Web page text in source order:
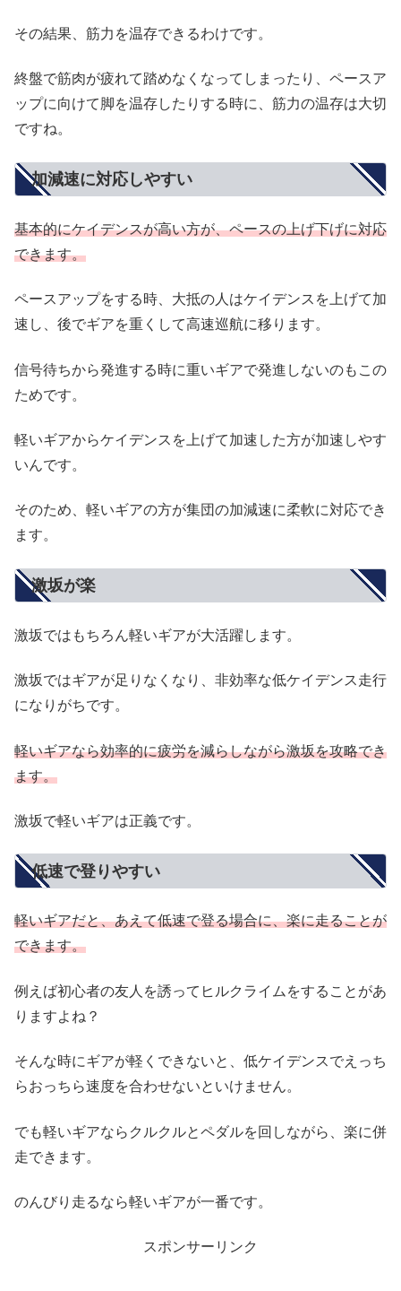
その結果、筋力を温存できるわけです。
終盤で筋肉が疲れて踏めなくなってしまったり、ペースア
ップに向けて脚を温存したりする時に、筋力の温存は大切
ですね。
加減速に対応しやすい
基本的にケイデンスが高い方が、ペースの上げ下げに対応
できます。
ペースアップをする時、大抵の人はケイデンスを上げて加
速し、後でギアを重くして高速巡航に移ります。
信号待ちから発進する時に重いギアで発進しないのもこの
ためです。
軽いギアからケイデンスを上げて加速した方が加速しやす
いんです。
そのため、軽いギアの方が集団の加減速に柔軟に対応でき
ます。
激坂が楽
激坂ではもちろん軽いギアが大活躍します。
激坂ではギアが足りなくなり、非効率な低ケイデンス走行
になりがちです。
軽いギアなら効率的に疲労を減らしながら激坂を攻略でき
ます。
激坂で軽いギアは正義です。
低速で登りやすい
軽いギアだと、あえて低速で登る場合に、楽に走ることが
できます。
例えば初心者の友人を誘ってヒルクライムをすることがあ
りますよね？
そんな時にギアが軽くできないと、低ケイデンスでえっち
らおっちら速度を合わせないといけません。
でも軽いギアならクルクルとペダルを回しながら、楽に併
走できます。
のんびり走るなら軽いギアが一番です。
スポンサーリンク